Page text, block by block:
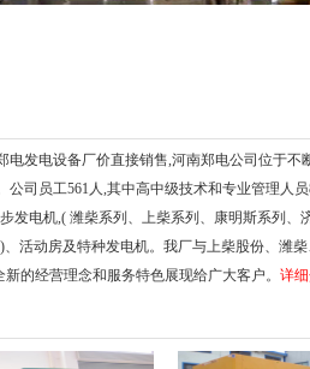
电发电设备厂价直接销售,河南郑电公司 位于不
公司员工561 人,其中高中级技术和专业管理人员
发电机,( 潍柴系列、上柴系列、康明斯系列、
)、活动房及特种发电机。我厂与上柴股份、潍
的经营理念和服务特色展现给广大客户。 详